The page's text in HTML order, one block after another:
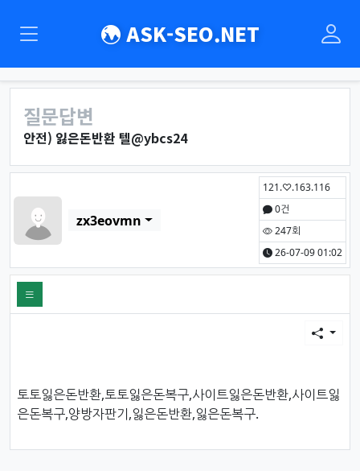
ASK-SEO.NET
질문답변
안전) 잃은돈반환 텔@ybcs24
zx3eovmn
121.♡.163.116
0건
247회
26-07-09 01:02
토토잃은돈반환,토토잃은돈복구,사이트잃은돈반환,사이트잃
은돈복구,양방자판기,잃은돈반환,잃은돈복구.